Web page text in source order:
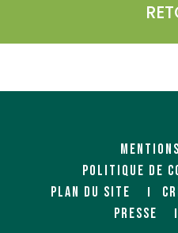
POLITIQUE DE
PLAN DU SITE
PRESSE